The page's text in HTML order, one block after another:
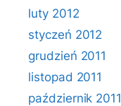
luty 2012
styczeń 2012
grudzień 2011
listopad 2011
październik 2011